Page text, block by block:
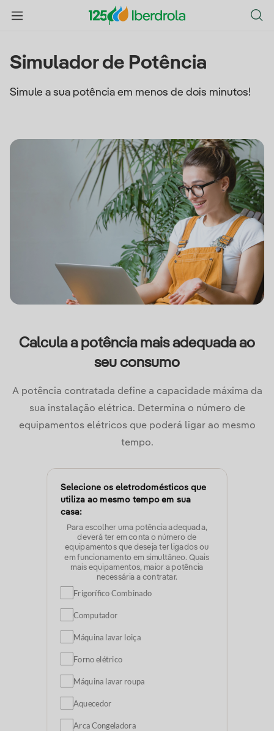
Simulador de Potência
Simule a sua potência em menos de dois minutos!
Calcula a potência mais adequada ao
seu consumo
A potência contratada define a capacidade máxima da
sua instalação elétrica. Determina o número de
equipamentos elétricos que poderá ligar ao mesmo
tempo.
Selecione os eletrodomésticos que
utiliza ao mesmo tempo em sua
casa:
Para escolher uma potência adequada,
deverá ter em conta o número de
equipamentos que deseja ter ligados ou
em funcionamento em simultâneo. Quais
mais equipamentos, maior a potência
necessária a contratar.
Frigorífico Combinado
Computador
Máquina lavar loiça
Forno elétrico
Máquina lavar roupa
Aquecedor
Arca Congeladora